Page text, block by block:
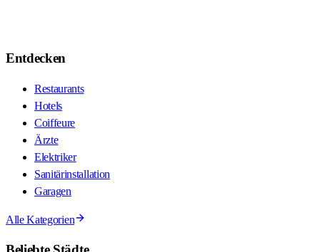
Entdecken
Restaurants
Hotels
Coiffeure
Ärzte
Elektriker
Sanitärinstallation
Garagen
Alle Kategorien